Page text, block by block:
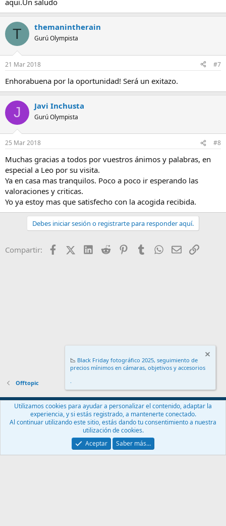
aqui.Un saludo
T themanintherain
Gurú Olympista
21 Mar 2018 #7
Enhorabuena por la oportunidad! Será un exitazo.
J Javi Inchusta
Gurú Olympista
25 Mar 2018 #8
Muchas gracias a todos por vuestros ánimos y palabras, en
especial a Leo por su visita.
Ya en casa mas tranquilos. Poco a poco ir esperando las
valoraciones y criticas.
Yo ya estoy mas que satisfecho con la acogida recibida.
Debes iniciar sesión o registrarte para responder aquí.
Compartir: FacebookX (Twitter)
LinkedIn
Reddit PinterestTumblr WhatsApp
EmailEnlace
Offtopic
Español (ES)
Contáctanos
Términos y reglas Política de privacidad
Ayuda
Community platform by XenForo® © 2010-2024 XenForo Ltd.
📉 Black Friday fotográfico 2025, seguimiento de
precios mínimos en cámaras, objetivos y accesorios
.
Utilizamos cookies para ayudar a personalizar el contenido, adaptar la
experiencia, y si estás registrado, a mantenerte conectado.
Al continuar utilizando este sitio, estás dando tu consentimiento a nuestra
utilización de cookies.
Aceptar
Saber más…